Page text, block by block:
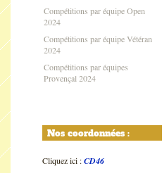
Compétitions par équipe Open
2024
Compétitions par équipe Vétéran
2024
Compétitions par équipes
Provençal 2024
Nos coordonnées :
Cliquez ici :CD46